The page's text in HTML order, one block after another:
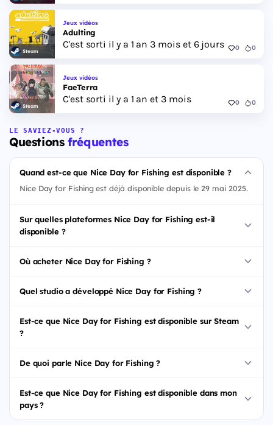
Steam
Jeux vidéos
Adulting
C'est sorti il y a 1 an 3 mois et 6 jours 0 0
Steam
Jeux vidéos
FaeTerra
C'est sorti il y a 1 an et 3 mois 0 0
LE SAVIEZ-VOUS ?
Questionsfréquentes
Quand est-ce que Nice Day for Fishing est disponible ?
Nice Day for Fishing est déjà disponible depuis le 29 mai 2025.
Sur quelles plateformes Nice Day for Fishing est-il
disponible ?
Où acheter Nice Day for Fishing ?
Quel studio a développé Nice Day for Fishing ?
Est-ce que Nice Day for Fishing est disponible sur Steam
?
De quoi parle Nice Day for Fishing ?
Est-ce que Nice Day for Fishing est disponible dans mon
pays ?